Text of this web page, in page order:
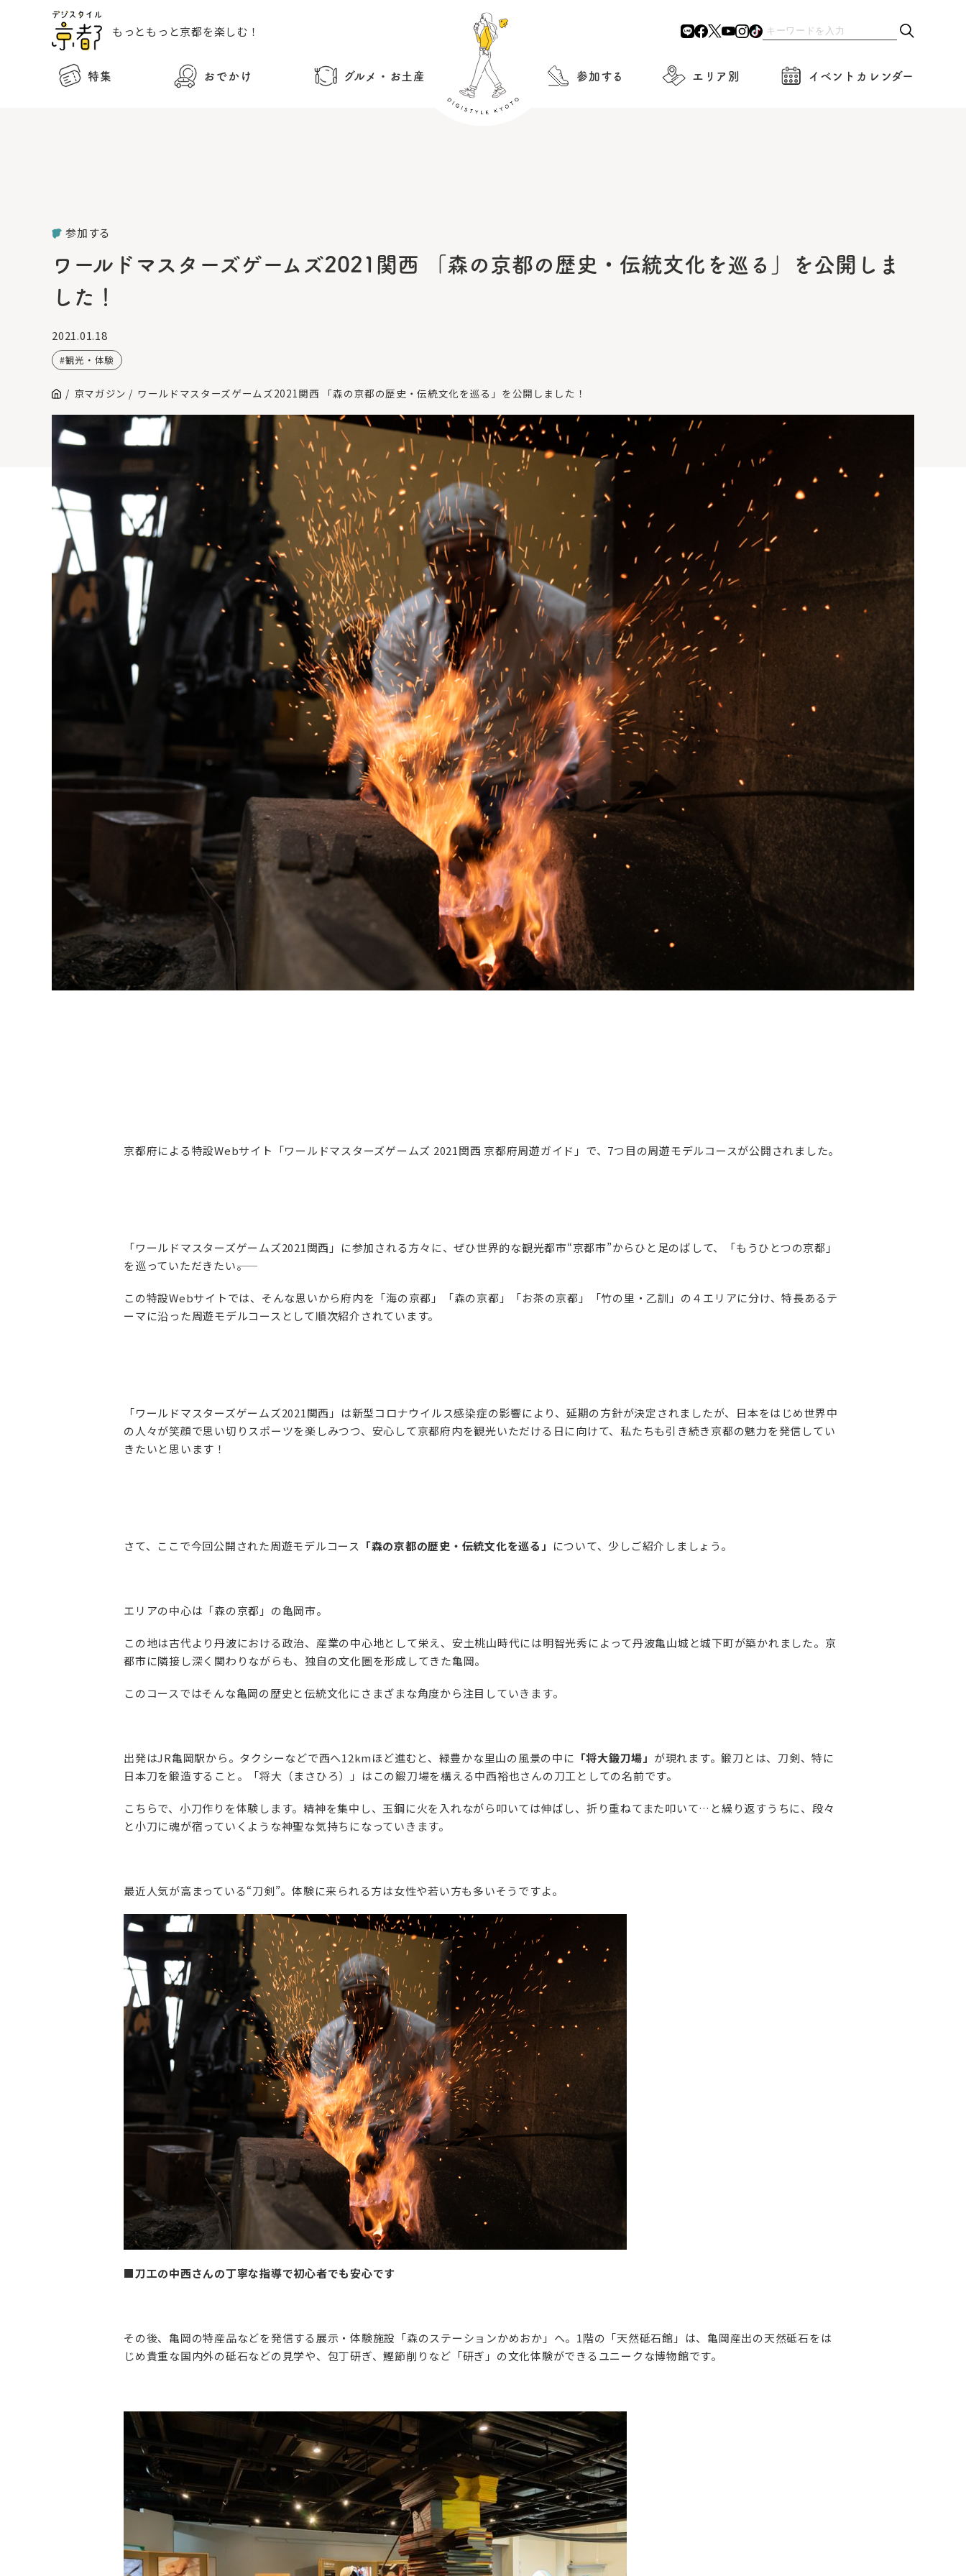
もっともっと京都を楽しむ！
特集 おでかけ グルメ・お土産 参加する エリア別 イベントカレンダー
参加する
ワールドマスターズゲームズ2021関西 「森の京都の歴史・伝統文化を巡る」を公開しま
した！
2021.01.18
観光・体験
京マガジン ワールドマスターズゲームズ2021関西 「森の京都の歴史・伝統文化を巡る」を公開しました！
京都府による特設Webサイト「ワールドマスターズゲームズ 2021関西 京都府周遊ガイド」で、7つ目の周遊モデルコースが公開されました。
「ワールドマスターズゲームズ2021関西」に参加される方々に、ぜひ世界的な観光都市“京都市”からひと足のばして、「もうひとつの京都」
を巡っていただきたい――。
この特設Webサイトでは、そんな思いから府内を「海の京都」「森の京都」「お茶の京都」「竹の里・乙訓」の４エリアに分け、特長あるテ
ーマに沿った周遊モデルコースとして順次紹介されています。
「ワールドマスターズゲームズ2021関西」は新型コロナウイルス感染症の影響により、延期の方針が決定されましたが、日本をはじめ世界中
の人々が笑顔で思い切りスポーツを楽しみつつ、安心して京都府内を観光いただける日に向けて、私たちも引き続き京都の魅力を発信してい
きたいと思います！
さて、ここで今回公開された周遊モデルコース 「森の京都の歴史・伝統文化を巡る」 について、少しご紹介しましょう。
エリアの中心は「森の京都」の亀岡市。
この地は古代より丹波における政治、産業の中心地として栄え、安土桃山時代には明智光秀によって丹波亀山城と城下町が築かれました。京
都市に隣接し深く関わりながらも、独自の文化圏を形成してきた亀岡。
このコースではそんな亀岡の歴史と伝統文化にさまざまな角度から注目していきます。
出発はJR亀岡駅から。タクシーなどで西へ12kmほど進むと、緑豊かな里山の風景の中に 「将大鍛刀場」 が現れます。鍛刀とは、刀剣、特に
日本刀を鍛造すること。「将大（まさひろ）」はこの鍛刀場を構える中西裕也さんの刀工としての名前です。
こちらで、小刀作りを体験します。精神を集中し、玉鋼に火を入れながら叩いては伸ばし、折り重ねてまた叩いて…と繰り返すうちに、段々
と小刀に魂が宿っていくような神聖な気持ちになっていきます。
最近人気が高まっている“刀剣”。体験に来られる方は女性や若い方も多いそうですよ。
■刀工の中西さんの丁寧な指導で初心者でも安心です
その後、亀岡の特産品などを発信する展示・体験施設「森のステーションかめおか」へ。1階の「天然砥石館」は、亀岡産出の天然砥石をは
じめ貴重な国内外の砥石などの見学や、包丁研ぎ、鰹節削りなど「研ぎ」の文化体験ができるユニークな博物館です。